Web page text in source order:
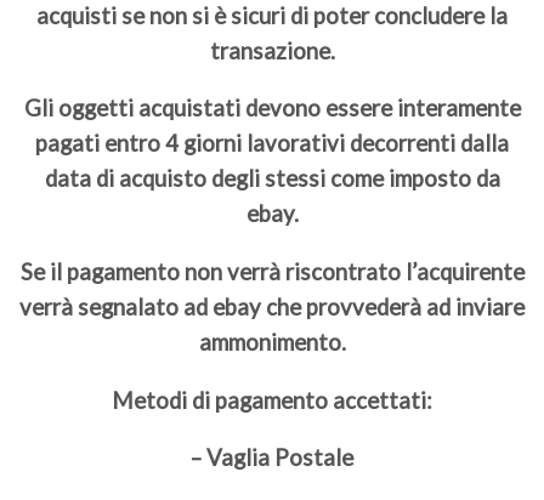
acquisti se non si è sicuri di poter concludere la
transazione.
Gli oggetti acquistati devono essere interamente
pagati entro 4 giorni lavorativi decorrenti dalla
data di acquisto degli stessi come imposto da
ebay.
Se il pagamento non verrà riscontrato l’acquirente
verrà segnalato ad ebay che provvederà ad inviare
ammonimento.
Metodi di pagamento accettati:
– Vaglia Postale